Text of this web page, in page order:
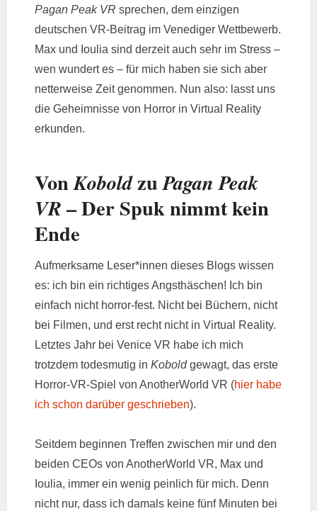
Pagan Peak VR sprechen, dem einzigen
deutschen VR-Beitrag im Venediger Wettbewerb.
Max und Ioulia sind derzeit auch sehr im Stress –
wen wundert es – für mich haben sie sich aber
netterweise Zeit genommen. Nun also: lasst uns
die Geheimnisse von Horror in Virtual Reality
erkunden.
VonKoboldzuPagan Peak
VR – Der Spuk nimmt kein
Ende
Aufmerksame Leser*innen dieses Blogs wissen
es: ich bin ein richtiges Angsthäschen! Ich bin
einfach nicht horror-fest. Nicht bei Büchern, nicht
bei Filmen, und erst recht nicht in Virtual Reality.
Letztes Jahr bei Venice VR habe ich mich
trotzdem todesmutig in Koboldgewagt, das erste
Horror-VR-Spiel von AnotherWorld VR (hier habe
ich schon darüber geschrieben).
Seitdem beginnen Treffen zwischen mir und den
beiden CEOs von AnotherWorld VR, Max und
Ioulia, immer ein wenig peinlich für mich. Denn
nicht nur, dass ich damals keine fünf Minuten bei